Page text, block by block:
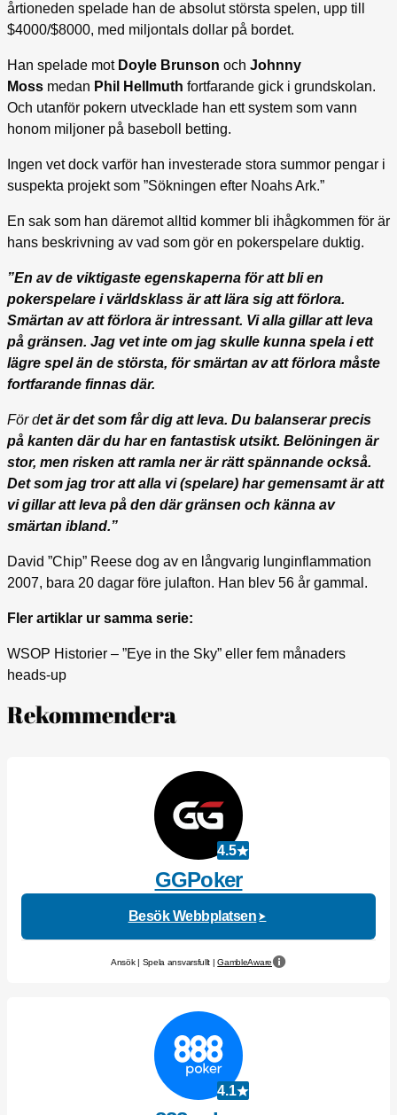
årtioneden spelade han de absolut största spelen, upp till
$4000/$8000, med miljontals dollar på bordet.
Han spelade mot Doyle Brunson och Johnny
Moss medan Phil Hellmuth fortfarande gick i grundskolan.
Och utanför pokern utvecklade han ett system som vann
honom miljoner på baseboll betting.
Ingen vet dock varför han investerade stora summor pengar i
suspekta projekt som ”Sökningen efter Noahs Ark.”
En sak som han däremot alltid kommer bli ihågkommen för är
hans beskrivning av vad som gör en pokerspelare duktig.
”En av de viktigaste egenskaperna för att bli en
pokerspelare i världsklass är att lära sig att förlora.
Smärtan av att förlora är intressant. Vi alla gillar att leva
på gränsen. Jag vet inte om jag skulle kunna spela i ett
lägre spel än de största, för smärtan av att förlora måste
fortfarande finnas där.
För det är det som får dig att leva. Du balanserar precis
på kanten där du har en fantastisk utsikt. Belöningen är
stor, men risken att ramla ner är rätt spännande också.
Det som jag tror att alla vi (spelare) har gemensamt är att
vi gillar att leva på den där gränsen och känna av
smärtan ibland.”
David ”Chip” Reese dog av en långvarig lunginflammation
2007, bara 20 dagar före julafton. Han blev 56 år gammal.
Fler artiklar ur samma serie:
WSOP Historier – ”Eye in the Sky” eller fem månaders
heads-up
Rekommendera
4.5
GGPoker
Besök Webbplatsen
Ansök | Spela ansvarsfullt |GambleAware
4.1